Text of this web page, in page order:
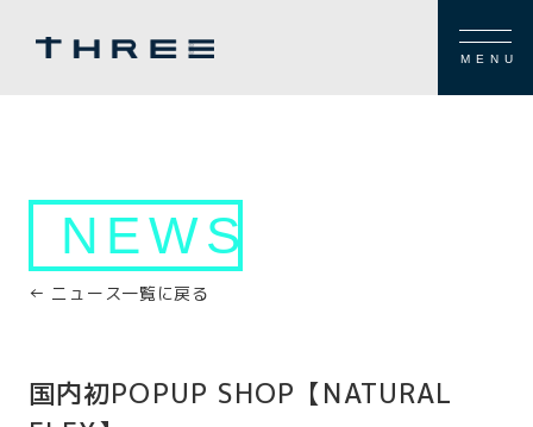
MENU
NEWS
← ニュース一覧に戻る
国内初POPUP SHOP【NATURAL